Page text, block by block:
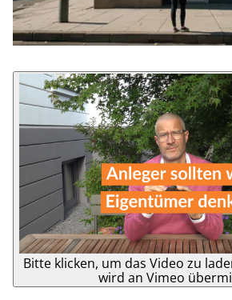
Bitte klicken, um das Video zu
wird an Vimeo